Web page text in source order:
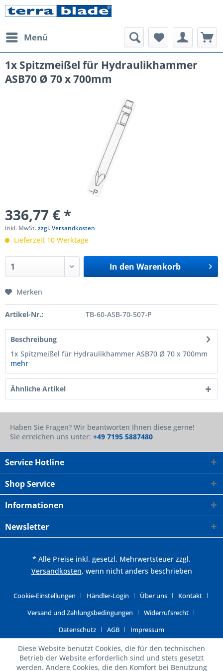
Menü
1x Spitzmeißel für Hydraulikhammer
ASB70 Ø 70 x 700mm
336,77 € *
inkl. MwSt.zzgl. Versandkosten
Lieferzeit 10 Werktage
In den Warenkorb
Merken
Artikel-Nr.: TB-60-ASB-70-507-P
Beschreibung
1x Spitzmeißel für Hydraulikhammer ASB70 Ø 70 x 700mm
mehr
Ähnliche Artikel
Haben Sie Fragen? Wir beantworten Ihnen diese gerne!
Sie erreichen uns unter: +49 7195 5887480
Service Hotline
Shop Service
Informationen
Newsletter
* Alle Preise inkl. gesetzl. Mehrwertsteuer zzgl.
Versandkosten, wenn nicht anders beschrieben
Cookie-Einstellungen Händler-Login Über uns
Kontakt
Versand und Zahlungsbedingungen
Widerrufsrecht
Datenschutz
AGB Impressum
Diese Website benutzt Cookies, die für den technischen
Betrieb der Website erforderlich sind und stets gesetzt
werden. Andere Cookies, die den Komfort bei Benutzung